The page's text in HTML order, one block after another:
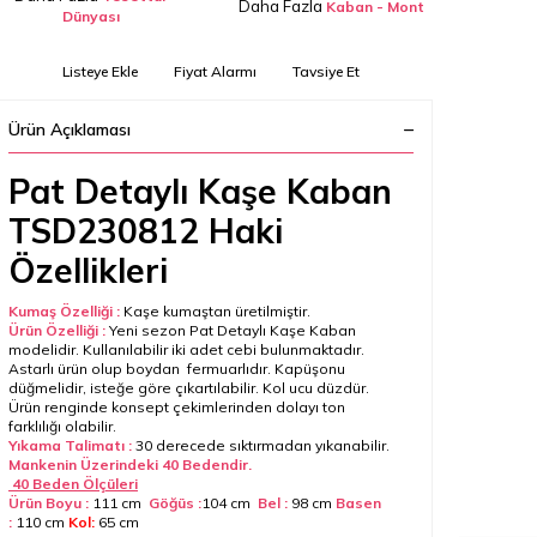
Dünyası
Daha Fazla Kaban - Mont
Listeye Ekle Fiyat Alarmı Tavsiye Et
Ürün Açıklaması
Pat Detaylı Kaşe Kaban
TSD230812 Haki
Özellikleri
Kumaş Özelliği : Kaşe kumaştan üretilmiştir.
Ürün Özelliği : Yeni sezon Pat Detaylı Kaşe Kaban
modelidir. Kullanılabilir iki adet cebi bulunmaktadır.
Astarlı ürün olup boydan fermuarlıdır. Kapüşonu
düğmelidir, isteğe göre çıkartılabilir. Kol ucu düzdür.
Ürün renginde konsept çekimlerinden dolayı ton
farklılığı olabilir.
Yıkama Talimatı : 30 derecede sıktırmadan yıkanabilir.
Mankenin Üzerindeki 40 Bedendir.
40 Beden Ölçüleri
Ürün Boyu : 111 cm Göğüs :104 cm Bel : 98 cm Basen
: 110 cm Kol: 65 cm